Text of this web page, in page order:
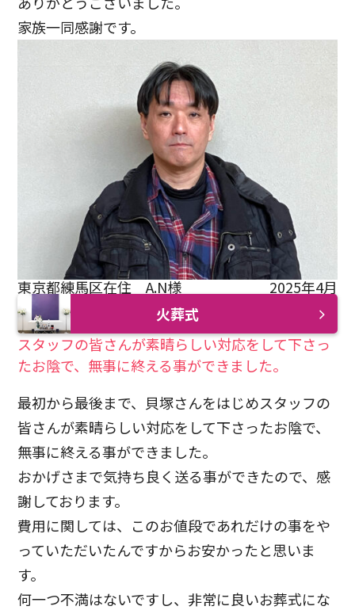
家族一同感謝です。
東京都練馬区在住 A.N様
2025年4月
火葬式
スタッフの皆さんが素晴らしい対応をして下さっ
たお陰で、無事に終える事ができました。
最初から最後まで、貝塚さんをはじめスタッフの
皆さんが素晴らしい対応をして下さったお陰で、
無事に終える事ができました。
おかげさまで気持ち良く送る事ができたので、感
謝しております。
費用に関しては、このお値段であれだけの事をや
っていただいたんですからお安かったと思いま
す。
何一つ不満はないですし、非常に良いお葬式にな